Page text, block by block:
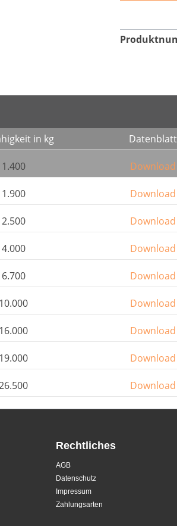
in kg Datenblatt
1.400 Download
1.900 Download
2.500 Download
4.000 Download
6.700 Download
10.000 Download
16.000 Download
19.000 Download
Download
Rechtliches
AGB
Datenschutz
Impressum
Zahlungsarten